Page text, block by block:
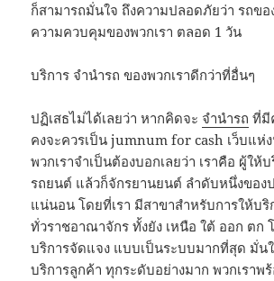
ก็สามารถมั่นใจ ถึงความปลอดภัยว่า รถข
ความควบคุมของพวกเรา ตลอด 1 วัน
บริการ จำนำรถ ของพวกเราดีกว่าที่อื่นๆ
ปฏิเสธไม่ได้เลยว่า หากคิดจะ จำนำรถ ที่มี
คงจะควรเป็น jumnum for cash เว็บแห่
พวกเราจำเป็นต้องบอกเลยว่า เราคือ ผู้ให้
รถยนต์ แล้วก็จักรยานยนต์ ลำดับหนึ่งของ
แน่นอน โดยที่เรา มีสาขาสำหรับการให้บ
ทั่วราชอาณาจักร ทั้งยัง เหนือ ใต้ ออก ตก
บริการจัดแจง แบบเป็นระบบมากที่สุด มั่น
บริการลูกค้า ทุกระดับอย่างมาก พวกเราพ